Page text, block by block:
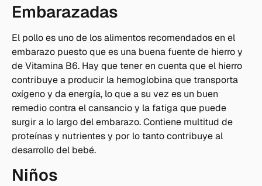
Embarazadas
El pollo es uno de los alimentos recomendados en el
embarazo puesto que es una buena fuente de hierro y
de Vitamina B6. Hay que tener en cuenta que el hierro
contribuye a producir la hemoglobina que transporta
oxígeno y da energía, lo que a su vez es un buen
remedio contra el cansancio y la fatiga que puede
surgir a lo largo del embarazo. Contiene multitud de
proteínas y nutrientes y por lo tanto contribuye al
desarrollo del bebé.
Niños